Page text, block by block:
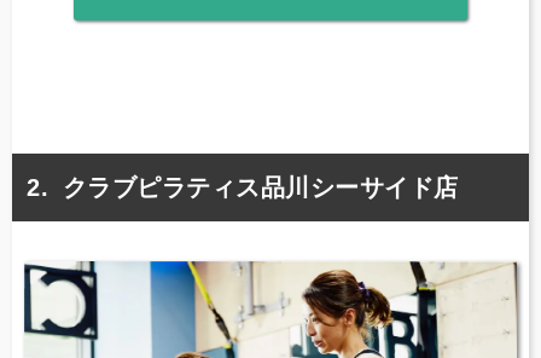
クラブピラティス品川シーサイド店